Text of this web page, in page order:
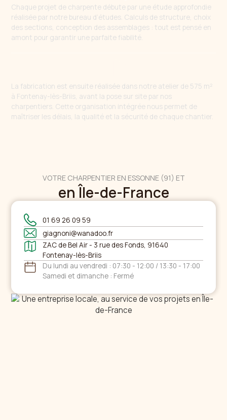
Chaque projet de charpente débute par une étude approfondie
réalisée par notre bureau d’études. Calculs de structure, choix
des sections, conception des assemblages : tout est pensé en
amont pour garantir une parfaite fiabilité.
La fabrication est ensuite réalisée dans notre atelier de 575 m²
à Fontenay-lès-Briis, avant la pose sur site par nos
charpentiers. Cette organisation intégrée nous permet de
maîtriser les délais, la qualité et la sécurité de chaque chantier.
VOTRE CHARPENTIER EN ESSONNE (91) ET
en Île-de-France
01 69 26 09 59
giagnoni@wanadoo.fr
ZAC de Bel Air - 3 rue des Fonds, 91640
Fontenay-lès-Briis
Du lundi au vendredi : 07:30 - 12:00 / 13:30 - 17:00
Samedi et dimanche : Fermé